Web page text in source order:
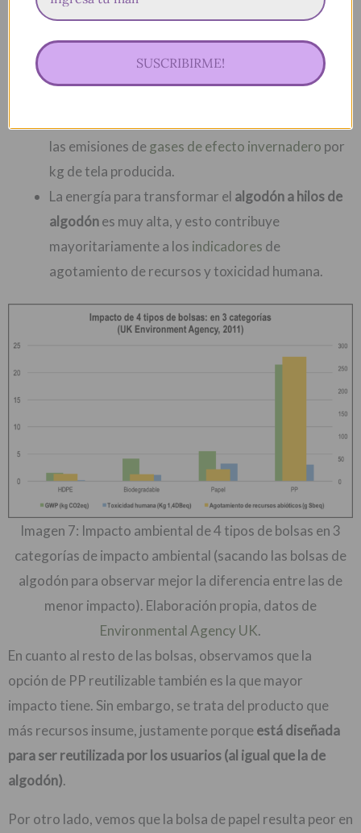
cantidadessuelos cultivablesy utilizan muchísimos
fertilizantes sintéticos nitrogenados. Los cambios
en el uso del suelo y emisiones generadas por
las emisiones degases de efecto invernadero por
kg de tela producida.
La energía para transformar el algodón a hilos de
algodónes muy alta, y esto contribuye
mayoritariamente a los indicadores de
agotamiento de recursos y toxicidad humana.
Imagen 7: Impacto ambiental de 4 tipos de bolsas en 3
categorías de impacto ambiental (sacando las bolsas de
algodón para observar mejor la diferencia entre las de
menor impacto). Elaboración propia, datos de
Environmental Agency UK.
En cuanto al resto de las bolsas, observamos que la
opción de PP reutilizable también es la que mayor
impacto tiene. Sin embargo, se trata del producto que
más recursos insume, justamente porqueestá diseñada
para ser reutilizada por los usuarios (al igual que la de
algodón).
Por otro lado, vemos que la bolsa de papel resulta peor en
SUSCRIBIRME!